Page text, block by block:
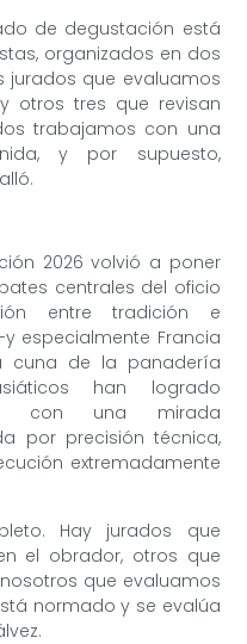
de degustación está
organizados en dos
jurados que evaluamos
otros tres que revisan
trabajamos con una
y por supuesto,
2026 volvió a poner
centrales del oficio
entre tradición e
especialmente Francia
cuna de la panadería
han logrado
con una mirada
por precisión técnica,
extremadamente
Hay jurados que
el obrador, otros que
que evaluamos
normado y se evalúa